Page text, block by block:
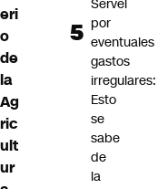
eri
o
de
la
Ag
ric
ult
ur
Servel
por
eventuales
gastos
irregulares:
Esto
se
sabe
de
la